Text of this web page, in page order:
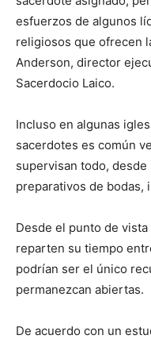
esfuerzos de algunos
religiosos que ofrecen
Anderson, director
Sacerdocio Laico.
Incluso en algunas
sacerdotes es común
supervisan todo,
preparativos de bodas,
Desde el punto de
reparten su tiempo
podrían ser el único
permanezcan abiertas.
De acuerdo con un